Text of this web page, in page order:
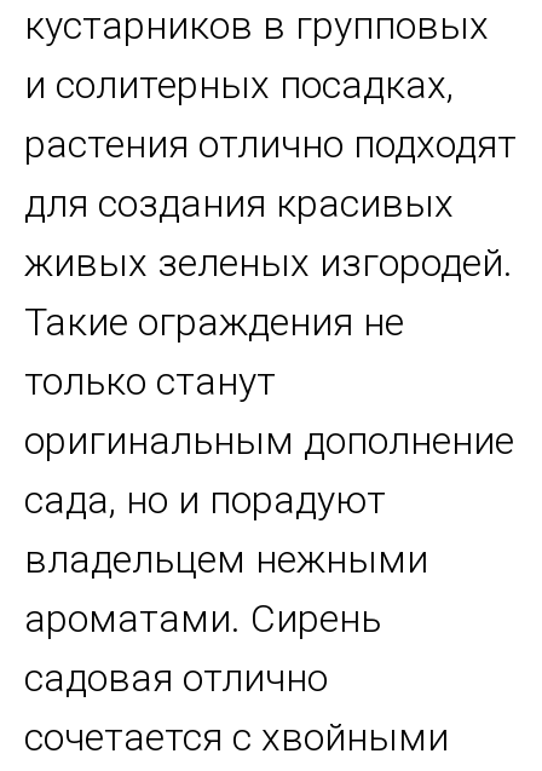
кустарников в групповых
и солитерных посадках,
растения отлично подходят
для создания красивых
живых зеленых изгородей.
Такие ограждения не
только станут
оригинальным дополнение
сада, но и порадуют
владельцем нежными
ароматами. Сирень
садовая отлично
сочетается с хвойными